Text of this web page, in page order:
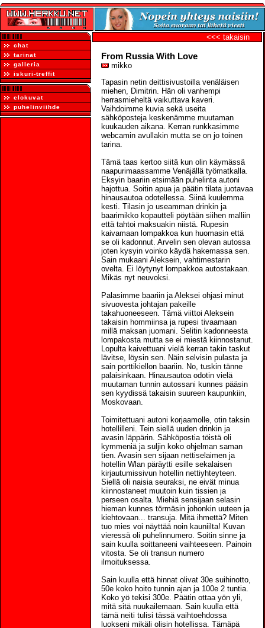
chat
tarinat
galleria
iskuri-treffit
elokuvat
puhelinviihde
<<< takaisin
From Russia With Love
mikko
Tapasin netin deittisivustoilla venäläisen
miehen, Dimitrin. Hän oli vanhempi
herrasmieheltä vaikuttava kaveri.
Vaihdoimme kuvia sekä useita
sähköposteja keskenämme muutaman
kuukauden aikana. Kerran runkkasimme
webcamin avullakin mutta se on jo toinen
tarina.
Tämä taas kertoo siitä kun olin käymässä
naapurimaassamme Venäjällä työmatkalla.
Eksyin baariin etsimään puhelinta autoni
hajottua. Soitin apua ja päätin tilata juotavaa
hinausautoa odotellessa. Siinä kuulemma
kesti. Tilasin jo useamman drinkin ja
baarimikko kopautteli pöytään siihen malliin
että tahtoi maksuakin niistä. Rupesin
kaivamaan lompakkoa kun huomasin että
se oli kadonnut. Arvelin sen olevan autossa
joten kysyin voinko käydä hakemassa sen.
Sain mukaani Aleksein, vahtimestarin
ovelta. Ei löytynyt lompakkoa autostakaan.
Mikäs nyt neuvoksi.
Palasimme baariin ja Aleksei ohjasi minut
sivuovesta johtajan pakeille
takahuoneeseen. Tämä viittoi Aleksein
takaisin hommiinsa ja rupesi tivaamaan
millä maksan juomani. Selitin kadonneesta
lompakosta mutta se ei miestä kiinnostanut.
Lopulta kaivettuani vielä kerran takin taskut
lävitse, löysin sen. Näin selvisin pulasta ja
sain porttikiellon baariin. No, tuskin tänne
palaisinkaan. Hinausautoa odotin vielä
muutaman tunnin autossani kunnes pääsin
sen kyydissä takaisin suureen kaupunkiin,
Moskovaan.
Toimitettuani autoni korjaamolle, otin taksin
hotellilleni. Tein siellä uuden drinkin ja
avasin läppärin. Sähköpostia töistä oli
kymmeniä ja suljin koko ohjelman saman
tien. Avasin sen sijaan nettiselaimen ja
hotellin Wlan päräytti esille sekalaisen
kirjautumissivun hotellin nettiyhteyteen.
Siellä oli naisia seuraksi, ne eivät minua
kiinnostaneet muutoin kuin tissien ja
perseen osalta. Miehiä sensijaan selasin
hieman kunnes törmäsin johonkin uuteen ja
kiehtovaan... transuja. Mitä ihmettä? Miten
tuo mies voi näyttää noin kauniilta! Kuvan
vieressä oli puhelinnumero. Soitin sinne ja
sain kuulla soittaneeni vaihteeseen. Painoin
vitosta. Se oli transun numero
ilmoituksessa.
Sain kuulla että hinnat olivat 30e suihinotto,
50e koko hoito tunnin ajan ja 100e 2 tuntia.
Koko yö tekisi 300e. Päätin ottaa yön yli,
mitä sitä nuukailemaan. Sain kuulla että
tämä neiti tulisi tässä vaihtoehdossa
luokseni mikäli olisin hotellissa. Tämäpä